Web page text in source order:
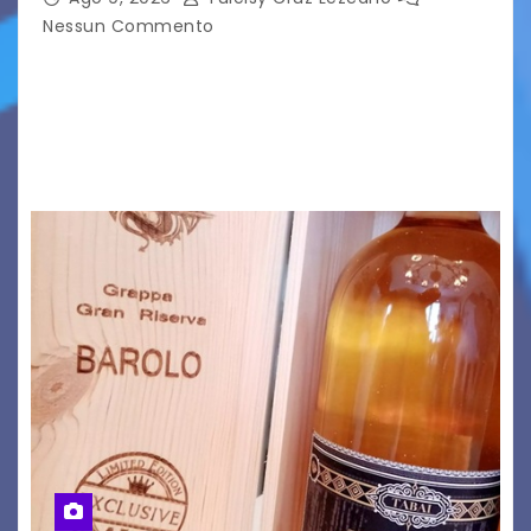
Nessun Commento